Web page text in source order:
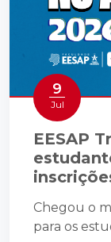
9
Jul
EESAP
Chegou o
para os